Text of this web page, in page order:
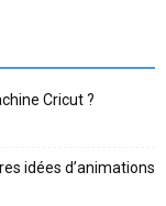
Cricut ?
idées d’animations